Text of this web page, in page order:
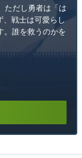
ただし勇者は「は
、戦士は可愛らし
。誰を救うのかを